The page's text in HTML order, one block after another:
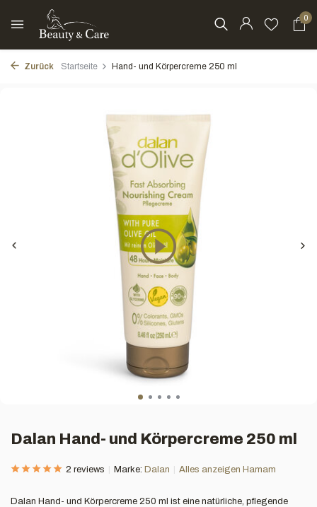
0
Zurück Startseite Hand- und Körpercreme 250 ml
Dalan Hand- und Körpercreme 250 ml
2 reviews Marke: Dalan Alles anzeigen Hamam
Dalan Hand- und Körpercreme 250 ml ist eine natürliche, pflegende